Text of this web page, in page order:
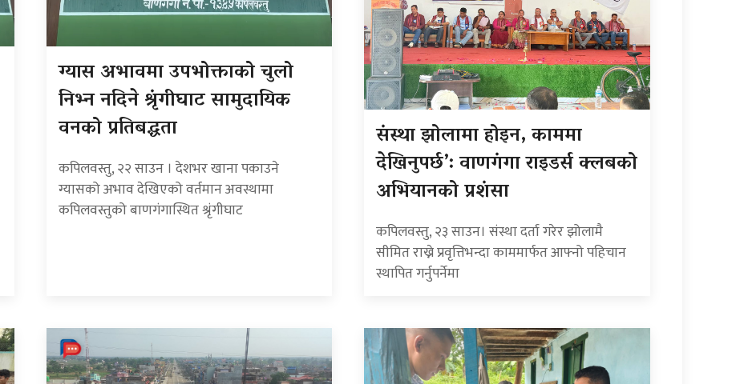
ग्यास अभावमा उपभोक्ताको चुलो
निभ्न नदिने श्रृंगीघाट सामुदायिक
वनको प्रतिबद्धता
कपिलवस्तु, २२ साउन । देशभर खाना पकाउने
ग्यासको अभाव देखिएको वर्तमान अवस्थामा
कपिलवस्तुको बाणगंगास्थित श्रृंगीघाट
संस्था झोलामा होइन, काममा
देखिनुपर्छ’: वाणगंगा राइडर्स क्लबको
अभियानको प्रशंसा
कपिलवस्तु, २३ साउन। संस्था दर्ता गरेर झोलामै
सीमित राख्ने प्रवृत्तिभन्दा काममार्फत आफ्नो पहिचान
स्थापित गर्नुपर्नेमा